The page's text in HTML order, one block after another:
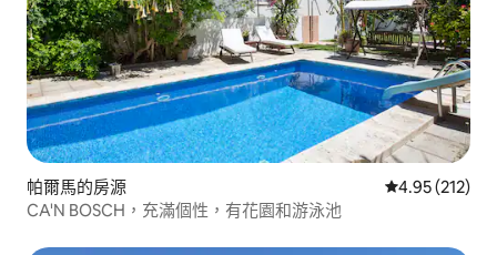
帕爾馬的房源 從 212 則評價
4.95 (212)
CA'N BOSCH，充滿個性，有花園和游泳池